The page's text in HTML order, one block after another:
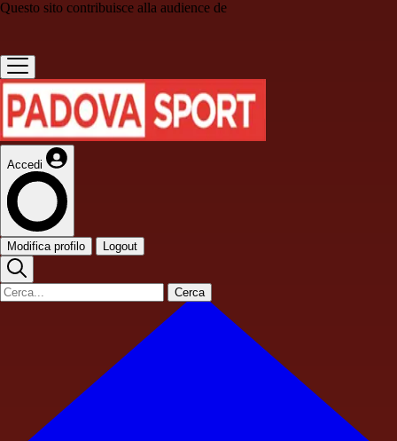
Questo sito contribuisce alla audience de
Accedi
Modifica profilo Logout
Cerca